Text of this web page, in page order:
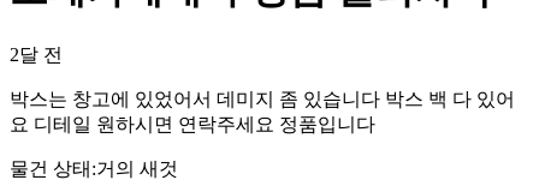
2달 전
박스는 창고에 있었어서 데미지 좀 있습니다 박스 백 다 있어
요 디테일 원하시면 연락주세요 정품입니다
물건 상태 :거의 새것